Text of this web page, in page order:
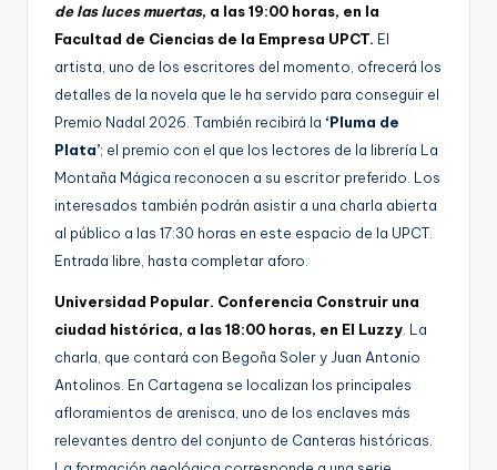
de las luces muertas, a las 19:00 horas, en la
Facultad de Ciencias de la Empresa UPCT. El
artista, uno de los escritores del momento, ofrecerá los
detalles de la novela que le ha servido para conseguir el
Premio Nadal 2026. También recibirá la ‘Pluma de
Plata’; el premio con el que los lectores de la librería La
Montaña Mágica reconocen a su escritor preferido. Los
interesados también podrán asistir a una charla abierta
al público a las 17:30 horas en este espacio de la UPCT.
Entrada libre, hasta completar aforo.
Universidad Popular. Conferencia Construir una
ciudad histórica, a las 18:00 horas, en El Luzzy . La
charla, que contará con Begoña Soler y Juan Antonio
Antolinos. En Cartagena se localizan los principales
afloramientos de arenisca, uno de los enclaves más
relevantes dentro del conjunto de Canteras históricas.